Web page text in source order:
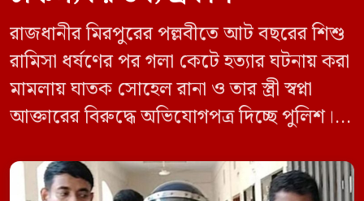
রাজধানীর মিরপুরের পল্লবীতে আট বছরের শিশু
রামিসা ধর্ষণের পর গলা কেটে হত্যার ঘটনায় করা
মামলায় ঘাতক সোহেল রানা ও তার স্ত্রী স্বপ্না
আক্তারের বিরুদ্ধে অভিযোগপত্র দিচ্ছে পুলিশ।
সেবন করেছিলেন বলে জবানবন্দিতে